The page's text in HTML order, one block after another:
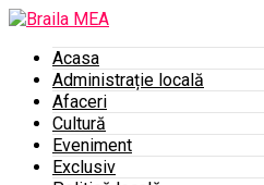
Acasa
Administrație locală
Afaceri
Cultură
Eveniment
Exclusiv